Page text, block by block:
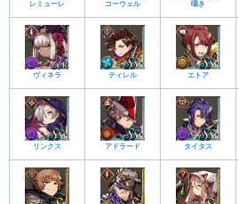
レミューレ コーウェル 囁き
ヴィネラ ティレル エトア
リンクス アドラード タイタス